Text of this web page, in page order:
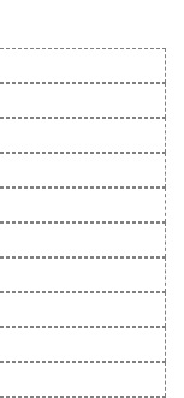
比、嗜血如
在把这里变成
小儿子麦可觉
工程师克里斯
的人们一起消
野的“八脚
境下，与铺
不鲜见。这表
来源。本片的
佳作。
，把异类当作